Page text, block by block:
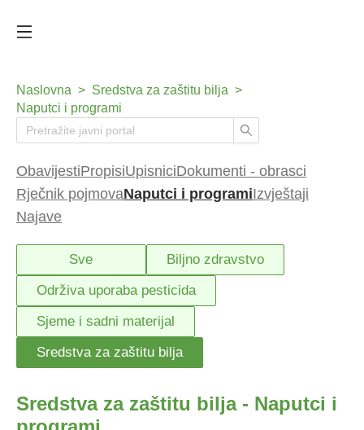
Naslovna > Sredstva za zaštitu bilja >
Naputci i programi
ObavijestiPropisiUpisniciDokumenti - obrasci
Rječnik pojmovaNaputci i programiIzvještaji
Najave
Sve
Biljno zdravstvo
Održiva uporaba pesticida
Sjeme i sadni materijal
Sredstva za zaštitu bilja
Sredstva za zaštitu bilja - Naputci i